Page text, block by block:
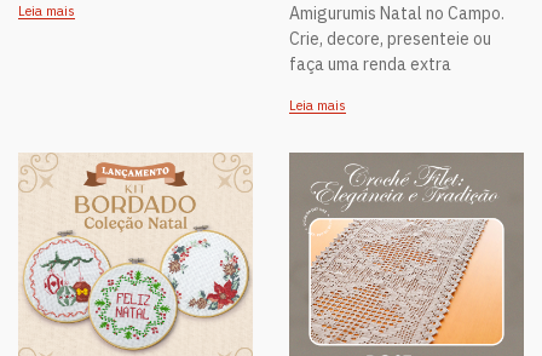
Leia mais
Amigurumis Natal no Campo.
Crie, decore, presenteie ou
faça uma renda extra
Leia mais